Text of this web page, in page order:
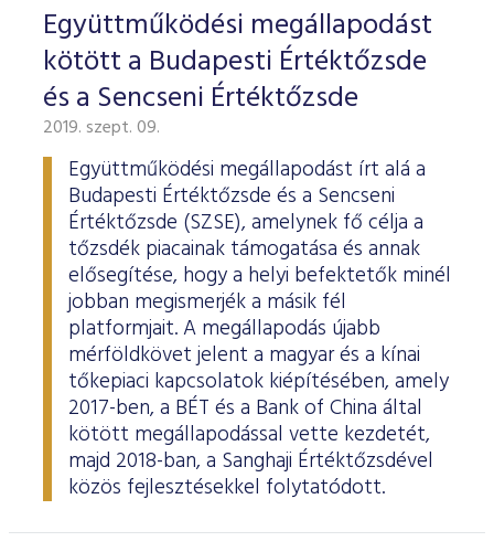
ESG Útmutató
Együttműködési megállapodást
kötött a Budapesti Értéktőzsde
és a Sencseni Értéktőzsde
2019. szept. 09.
Együttműködési megállapodást írt alá a
Budapesti Értéktőzsde és a Sencseni
Értéktőzsde (SZSE), amelynek fő célja a
tőzsdék piacainak támogatása és annak
elősegítése, hogy a helyi befektetők minél
jobban megismerjék a másik fél
platformjait. A megállapodás újabb
mérföldkövet jelent a magyar és a kínai
tőkepiaci kapcsolatok kiépítésében, amely
2017-ben, a BÉT és a Bank of China által
kötött megállapodással vette kezdetét,
majd 2018-ban, a Sanghaji Értéktőzsdével
közös fejlesztésekkel folytatódott.